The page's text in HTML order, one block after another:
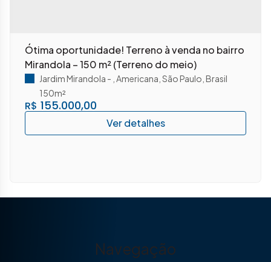
Ótima oportunidade! Terreno à venda no bairro
Mirandola – 150 m² (Terreno do meio)
R$ 155.000,00
Jardim Mirandola Americana São Paulo Brasil
150m²
Navegação